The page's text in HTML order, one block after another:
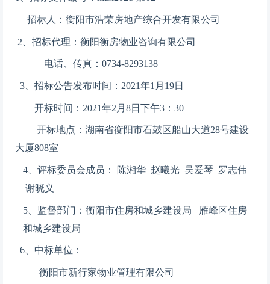
招标人： 衡阳市浩荣房地产综合开发有限公司
2、招标代理：衡阳衡房物业咨询有限公司
电话、传真：0734-8293138
3、招标公告发布时间：2021年1 月 19日
开标时间：2021年2 月 8日下午3 ： 30
开标地点：湖南省衡阳市石鼓区船山大道28号建设
大厦808室
4、评标委员会成员：
陈湘华 赵曦光 吴爱琴 罗志伟
谢晓义
5、监督部门：衡阳市住房和城乡建设局 雁峰区住房
和城乡建设局
6、中标单位：
衡阳市新行家物业管理有限公司